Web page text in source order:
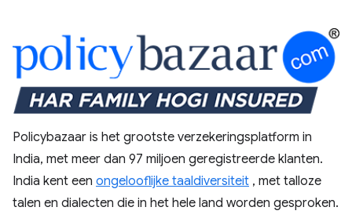
Policybazaar is het grootste verzekeringsplatform in
India, met meer dan 97 miljoen geregistreerde klanten.
India kent een ongelooflijke taaldiversiteit , met talloze
talen en dialecten die in het hele land worden gesproken.